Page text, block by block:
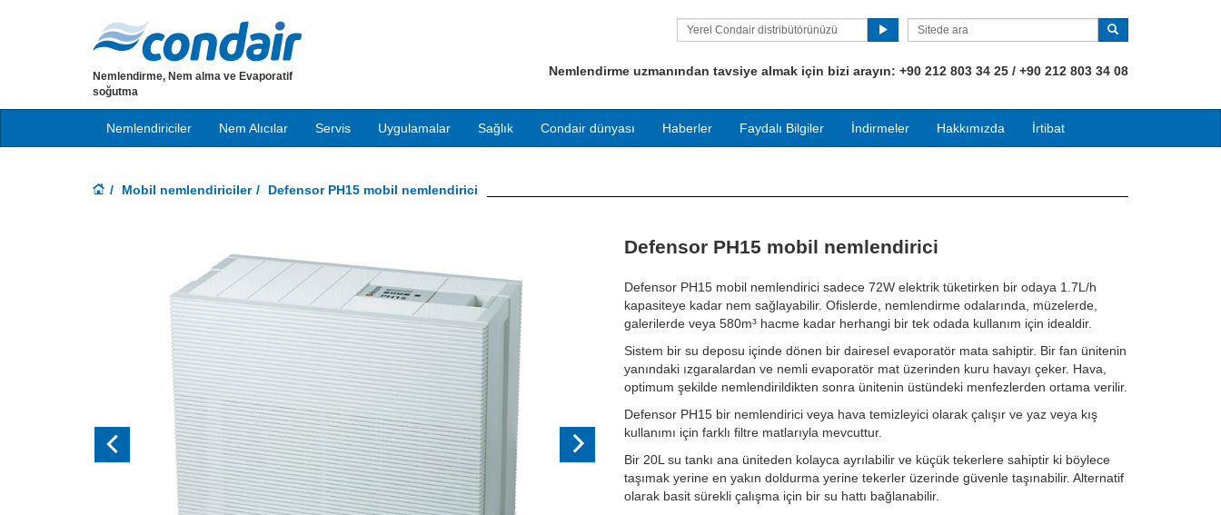
Yerel Condair distribütörünüzü
Nemlendirme uzmanından tavsiye almak için bizi arayın: +90 212 803 34 25 / +90 212 803 34 08
Nemlendirme, Nem alma ve Evaporatif
soğutma
Nemlendiriciler Nem Alıcılar Servis Uygulamalar Sağlık Condair dünyası Haberler Faydalı Bilgiler İndirmeler Hakkımızda İrtibat
Mobil nemlendiriciler Defensor PH15 mobil nemlendirici
Defensor PH15 mobil nemlendirici
Defensor PH15 mobil nemlendirici sadece 72W elektrik tüketirken bir odaya 1.7L/h
kapasiteye kadar nem sağlayabilir. Ofislerde, nemlendirme odalarında, müzelerde,
galerilerde veya 580m³ hacme kadar herhangi bir tek odada kullanım için idealdir.
Sistem bir su deposu içinde dönen bir dairesel evaporatör mata sahiptir. Bir fan ünitenin
yanındaki ızgaralardan ve nemli evaporatör mat üzerinden kuru havayı çeker. Hava,
optimum şekilde nemlendirildikten sonra ünitenin üstündeki menfezlerden ortama verilir.
Defensor PH15 bir nemlendirici veya hava temizleyici olarak çalışır ve yaz veya kış
kullanımı için farklı filtre matlarıyla mevcuttur.
Bir 20L su tankı ana üniteden kolayca ayrılabilir ve küçük tekerlere sahiptir ki böylece
taşımak yerine en yakın doldurma yerine tekerler üzerinde güvenle taşınabilir. Alternatif
olarak basit sürekli çalışma için bir su hattı bağlanabilir.